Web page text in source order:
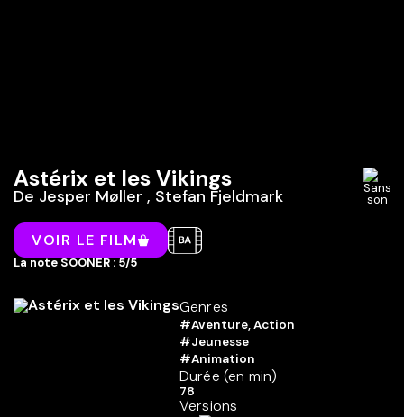
Astérix et les Vikings
De Jesper Møller , Stefan Fjeldmark
VOIR LE FILM
La note SOONER : 5/5
Genres
#Aventure, Action
#Jeunesse
#Animation
Durée (en min)
78
Versions